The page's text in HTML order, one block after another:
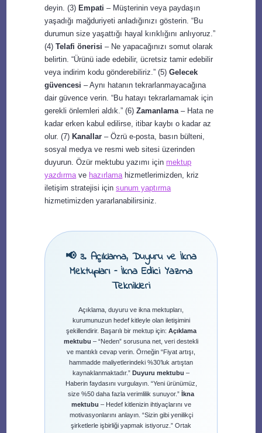
deyin. (3)Empati – Müşterinin veya paydaşın
yaşadığı mağduriyeti anladığınızı gösterin. “Bu
durumun size yaşattığı hayal kırıklığını anlıyoruz.”
(4)Telafi önerisi – Ne yapacağınızı somut olarak
belirtin. “Ürünü iade edebilir, ücretsiz tamir edebilir
veya indirim kodu gönderebiliriz.” (5)Gelecek
güvencesi – Aynı hatanın tekrarlanmayacağına
dair güvence verin. “Bu hatayı tekrarlamamak için
gerekli önlemleri aldık.” (6)Zamanlama – Hata ne
kadar erken kabul edilirse, itibar kaybı o kadar az
olur. (7)Kanallar – Özrü e-posta, basın bülteni,
sosyal medya ve resmi web sitesi üzerinden
duyurun. Özür mektubu yazımı için mektup
yazdırma ve hazırlama hizmetlerimizden, kriz
iletişim stratejisi içinsunum yaptırma
hizmetimizden yararlanabilirsiniz.
📢 3. Açıklama, Duyuru ve İkna
Mektupları – İkna Edici Yazma
Teknikleri
Açıklama, duyuru ve ikna mektupları,
kurumunuzun hedef kitleyle olan iletişimini
şekillendirir. Başarılı bir mektup için: Açıklama
mektubu – “Neden” sorusuna net, veri destekli
ve mantıklı cevap verin. Örneğin “Fiyat artışı,
hammadde maliyetlerindeki %30’luk artıştan
kaynaklanmaktadır.” Duyuru mektubu –
Haberin faydasını vurgulayın. “Yeni ürünümüz,
size %50 daha fazla verimlilik sunuyor.” İkna
mektubu – Hedef kitlenizin ihtiyaçlarını ve
motivasyonlarını anlayın. “Sizin gibi yenilikçi
şirketlerle işbirliği yapmak istiyoruz.” Ortak